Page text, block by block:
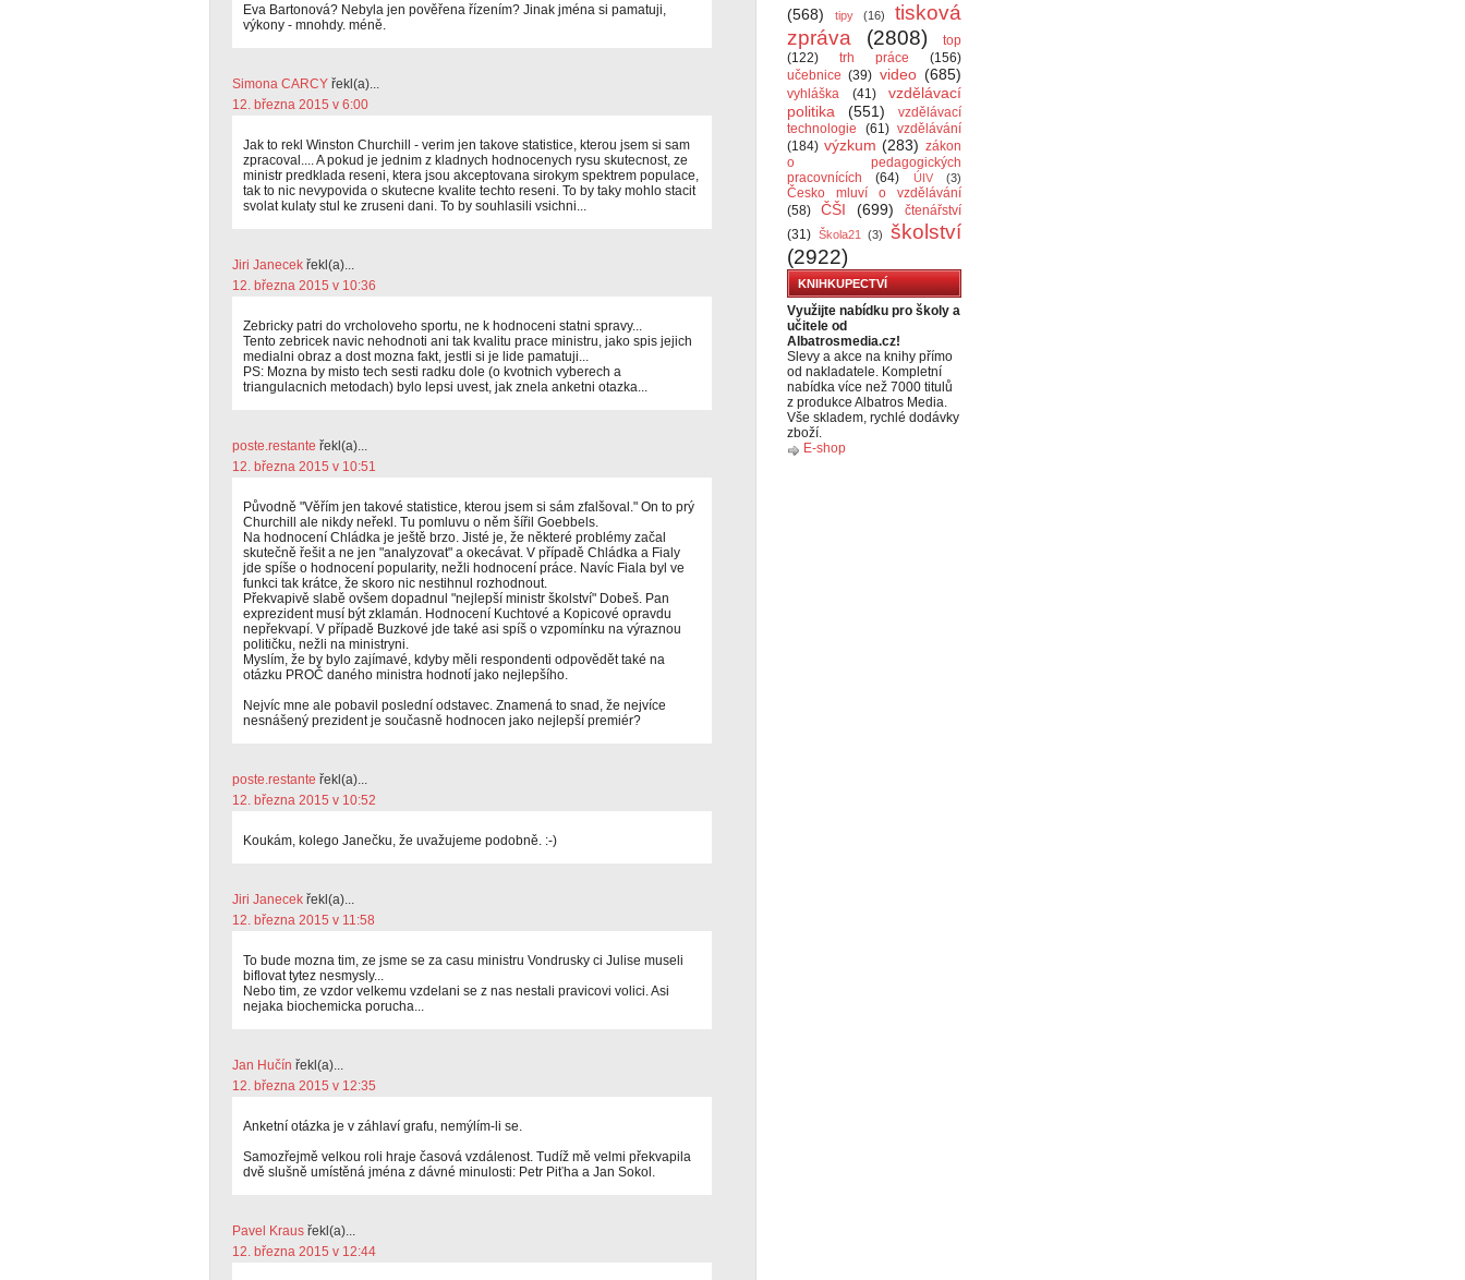
Eva Bartonová? Nebyla jen pověřena řízením? Jinak jména si pamatuji,
výkony - mnohdy. méně.
Simona CARCY řekl(a)...
12. března 2015 v 6:00
Jak to rekl Winston Churchill - verim jen takove statistice, kterou jsem si sam
zpracoval.... A pokud je jednim z kladnych hodnocenych rysu skutecnost, ze
ministr predklada reseni, ktera jsou akceptovana sirokym spektrem populace,
tak to nic nevypovida o skutecne kvalite techto reseni. To by taky mohlo stacit
svolat kulaty stul ke zruseni dani. To by souhlasili vsichni...
Jiri Janecek řekl(a)...
12. března 2015 v 10:36
Zebricky patri do vrcholoveho sportu, ne k hodnoceni statni spravy...
Tento zebricek navic nehodnoti ani tak kvalitu prace ministru, jako spis jejich
medialni obraz a dost mozna fakt, jestli si je lide pamatuji...
PS: Mozna by misto tech sesti radku dole (o kvotnich vyberech a
triangulacnich metodach) bylo lepsi uvest, jak znela anketni otazka...
poste.restante řekl(a)...
12. března 2015 v 10:51
Původně "Věřím jen takové statistice, kterou jsem si sám zfalšoval." On to prý
Churchill ale nikdy neřekl. Tu pomluvu o něm šířil Goebbels.
Na hodnocení Chládka je ještě brzo. Jisté je, že některé problémy začal
skutečně řešit a ne jen "analyzovat" a okecávat. V případě Chládka a Fialy
jde spíše o hodnocení popularity, nežli hodnocení práce. Navíc Fiala byl ve
funkci tak krátce, že skoro nic nestihnul rozhodnout.
Překvapivě slabě ovšem dopadnul "nejlepší ministr školství" Dobeš. Pan
exprezident musí být zklamán. Hodnocení Kuchtové a Kopicové opravdu
nepřekvapí. V případě Buzkové jde také asi spíš o vzpomínku na výraznou
političku, nežli na ministryni.
Myslím, že by bylo zajímavé, kdyby měli respondenti odpovědět také na
otázku PROČ daného ministra hodnotí jako nejlepšího.
Nejvíc mne ale pobavil poslední odstavec. Znamená to snad, že nejvíce
nesnášený prezident je současně hodnocen jako nejlepší premiér?
poste.restante řekl(a)...
12. března 2015 v 10:52
Koukám, kolego Janečku, že uvažujeme podobně. :-)
Jiri Janecek řekl(a)...
12. března 2015 v 11:58
To bude mozna tim, ze jsme se za casu ministru Vondrusky ci Julise museli
biflovat tytez nesmysly...
Nebo tim, ze vzdor velkemu vzdelani se z nas nestali pravicovi volici. Asi
nejaka biochemicka porucha...
Jan Hučín řekl(a)...
12. března 2015 v 12:35
Anketní otázka je v záhlaví grafu, nemýlím-li se.
Samozřejmě velkou roli hraje časová vzdálenost. Tudíž mě velmi překvapila
dvě slušně umístěná jména z dávné minulosti: Petr Piťha a Jan Sokol.
Pavel Kraus řekl(a)...
12. března 2015 v 12:44
(568)
tipy (16)
tisková
zpráva
(2808)
top
(122)
trh práce
(156)
učebnice (39) video (685)
vyhláška (41)
vzdělávací
politika
(551)
vzdělávací
technologie
(61) vzdělávání
(184) výzkum (283) zákon
o pedagogických
pracovnících
(64) ÚIV (3)
Česko mluví o vzdělávání
(58)
ČŠI (699)
čtenářství
(31) Škola21 (3)
školství
(2922)
KNIHKUPECTVÍ
Využijte nabídku pro školy a
učitele od
Albatrosmedia.cz!
Slevy a akce na knihy přímo
od nakladatele. Kompletní
nabídka více než 7000 titulů
z produkce Albatros Media.
Vše skladem, rychlé dodávky
zboží.
E-shop